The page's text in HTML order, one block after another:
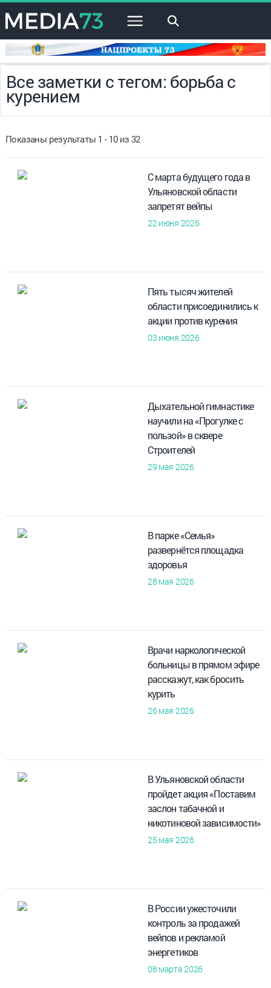
×
Все заметки с тегом: борьба с
курением
Показаны результаты 1 - 10 из 32
С марта будущего года в
Ульяновской области
запретят вейпы
22 июня 2026
Пять тысяч жителей
области присоединились к
акции против курения
03 июня 2026
Дыхательной гимнастике
научили на «Прогулке с
пользой» в сквере
Строителей
29 мая 2026
В парке «Семья»
развернётся площадка
здоровья
28 мая 2026
Врачи наркологической
больницы в прямом эфире
расскажут, как бросить
курить
26 мая 2026
В Ульяновской области
пройдет акция «Поставим
заслон табачной и
никотиновой зависимости»
25 мая 2026
В России ужесточили
контроль за продажей
вейпов и рекламой
энергетиков
08 марта 2026